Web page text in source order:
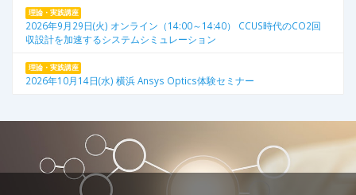
理論・実践講座
2026年9月29日(火) オンライン（14:00～14:40） CCUS時代のCO2回
収設計を加速するシステムシミュレーション
理論・実践講座
2026年10月14日(水) 横浜 Ansys Optics体験セミナー